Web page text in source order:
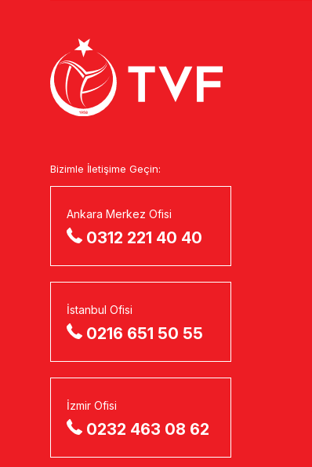
Bizimle İletişime Geçin:
Ankara Merkez Ofisi
0312 221 40 40
İstanbul Ofisi
0216 651 50 55
İzmir Ofisi
0232 463 08 62